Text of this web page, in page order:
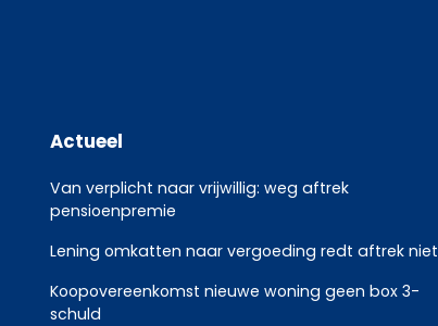
Actueel
Van verplicht naar vrijwillig: weg aftrek
pensioenpremie
Lening omkatten naar vergoeding redt aftrek niet
Koopovereenkomst nieuwe woning geen box 3-
schuld